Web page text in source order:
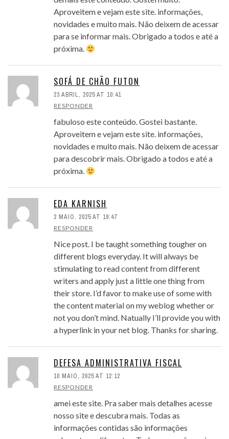
Aproveitem e vejam este site. informações,
novidades e muito mais. Não deixem de acessar
para se informar mais. Obrigado a todos e até a
próxima.
SOFÁ DE CHÃO FUTON
23 ABRIL, 2025 AT 10:41
RESPONDER
fabuloso este conteúdo. Gostei bastante.
Aproveitem e vejam este site. informações,
novidades e muito mais. Não deixem de acessar
para descobrir mais. Obrigado a todos e até a
próxima.
EDA KARNISH
2 MAIO, 2025 AT 19:47
RESPONDER
Nice post. I be taught something tougher on
different blogs everyday. It will always be
stimulating to read content from different
writers and apply just a little one thing from
their store. I’d favor to make use of some with
the content material on my weblog whether or
not you don’t mind. Natually I’ll provide you with
a hyperlink in your net blog. Thanks for sharing.
DEFESA ADMINISTRATIVA FISCAL
10 MAIO, 2025 AT 12:12
RESPONDER
amei este site. Pra saber mais detalhes acesse
nosso site e descubra mais. Todas as
informações contidas são informações